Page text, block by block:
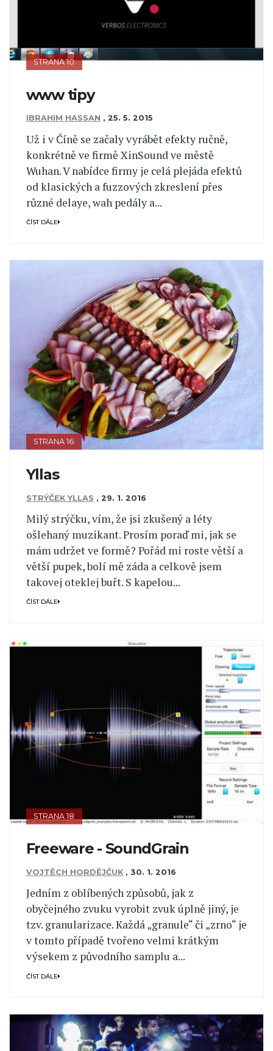
STRANA 10
www tipy
IBRAHIM HASSAN , 25. 5. 2015
Už i v Číně se začaly vyrábět efekty ručně,
konkrétně ve firmě XinSound ve městě
Wuhan. V nabídce firmy je celá plejáda efektů
od klasických a fuzzových zkreslení přes
různé delaye, wah pedály a...
ČÍST DÁLE
STRANA 16
Yllas
STRÝČEK YLLAS , 29. 1. 2016
Milý strýčku, vím, že jsi zkušený a léty
ošlehaný muzikant. Prosím poraď mi, jak se
mám udržet ve formě? Pořád mi roste větší a
větší pupek, bolí mě záda a celkově jsem
takovej oteklej buřt. S kapelou...
ČÍST DÁLE
STRANA 18
Freeware - SoundGrain
VOJTĚCH HORDĚJČUK , 30. 1. 2016
Jedním z oblíbených způsobů, jak z
obyčejného zvuku vyrobit zvuk úplně jiný, je
tzv. granularizace. Každá „granule“ či „zrno“ je
v tomto případě tvořeno velmi krátkým
výsekem z původního samplu a...
ČÍST DÁLE